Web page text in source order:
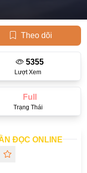
ĐỌC ONLINE
Lượt Xem
5355
Trạng Thái
Full
Theo dõi